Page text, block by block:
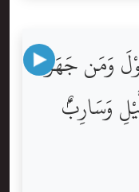
وَمَن جَهَرَ
وَسَارِبٌۢ